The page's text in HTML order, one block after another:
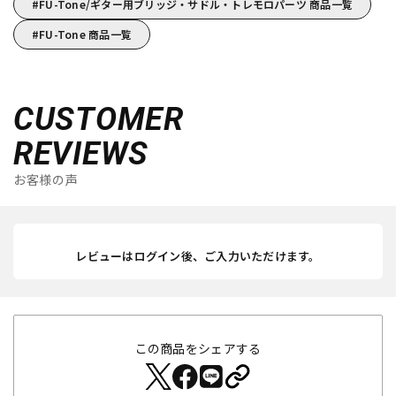
FU-Tone/ギター用ブリッジ・サドル・トレモロパーツ 商品一覧
FU-Tone 商品一覧
CUSTOMER
REVIEWS
お客様の声
レビューはログイン後、ご入力いただけます。
この商品をシェアする